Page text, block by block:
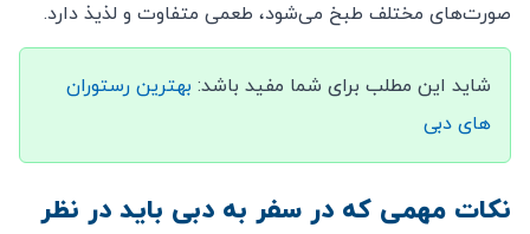
صورت‌های مختلف طبخ می‌شود، طعمی متفاوت و لذیذ دارد.
شاید این مطلب برای شما مفید باشد: بهترین رستوران
های دبی
نکات مهمی که در سفر به دبی باید در نظر